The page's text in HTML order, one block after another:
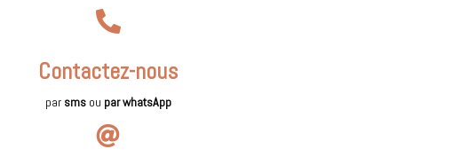

Contactez-nous
parsms ou parwhatsApp
